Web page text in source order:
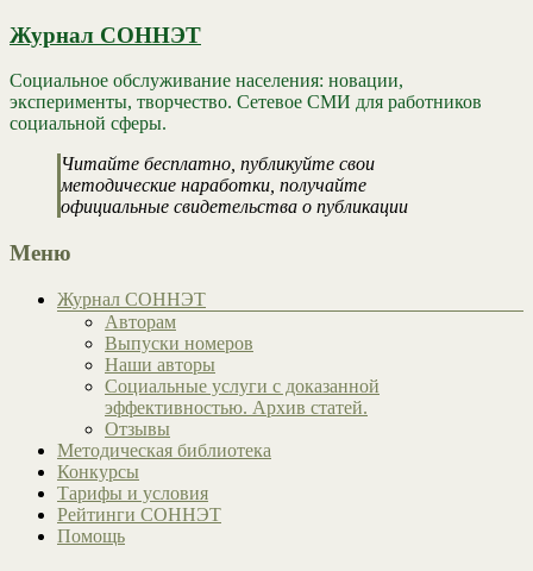
Журнал СОННЭТ
Социальное обслуживание населения: новации,
эксперименты, творчество. Сетевое СМИ для работников
социальной сферы.
Читайте бесплатно, публикуйте свои
методические наработки, получайте
официальные свидетельства о публикации
Меню
Журнал СОННЭТ
Авторам
Выпуски номеров
Наши авторы
Социальные услуги с доказанной
эффективностью. Архив статей.
Отзывы
Методическая библиотека
Конкурсы
Тарифы и условия
Рейтинги СОННЭТ
Помощь